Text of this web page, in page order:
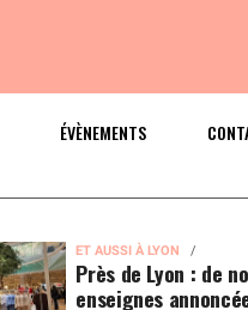
ÉVÈNEMENTS
ET AUSSI À LYON
Près de Lyon : de
enseignes